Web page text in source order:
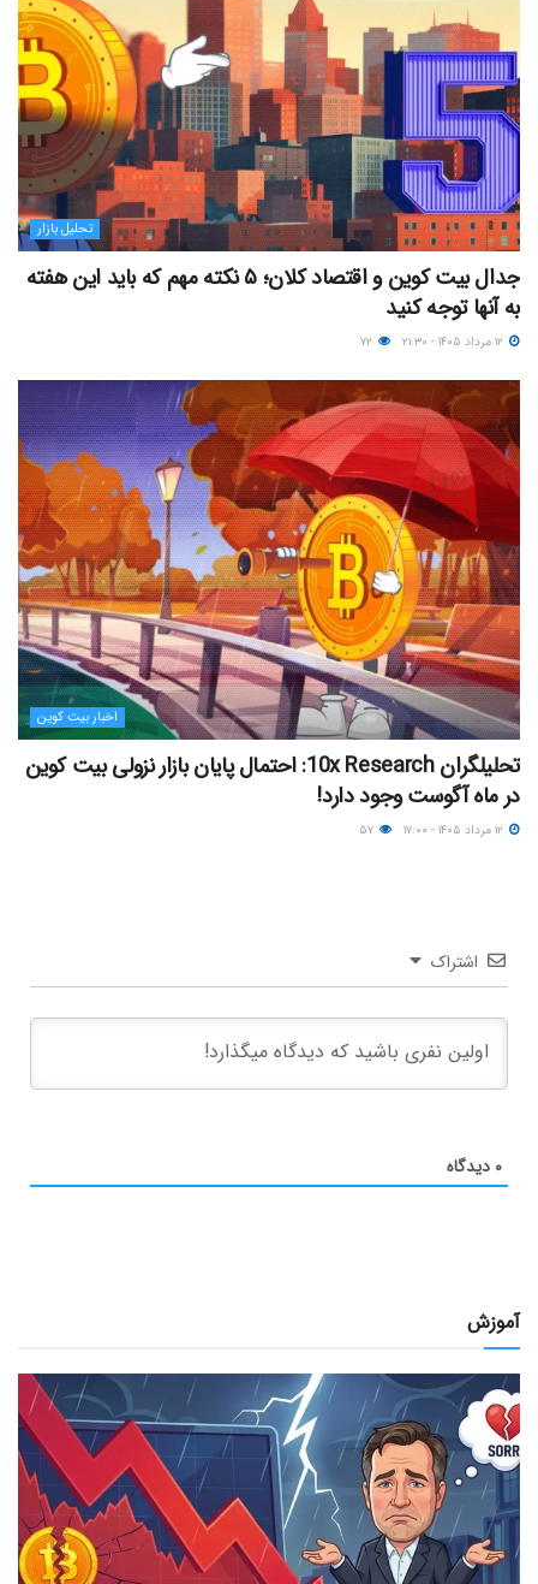
تحلیل بازار
جدال بیت کوین و اقتصاد کلان؛ ۵ نکته مهم که باید این هفته
به آنها توجه کنید
اخبار بیت کوین
تحلیلگران 10x Research: احتمال پایان بازار نزولی بیت کوین
در ماه آگوست وجود دارد!
اشتراک
۰ دیدگاه
آموزش